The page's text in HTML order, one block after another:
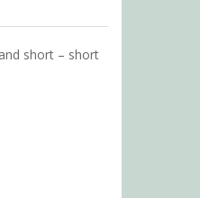
short – short